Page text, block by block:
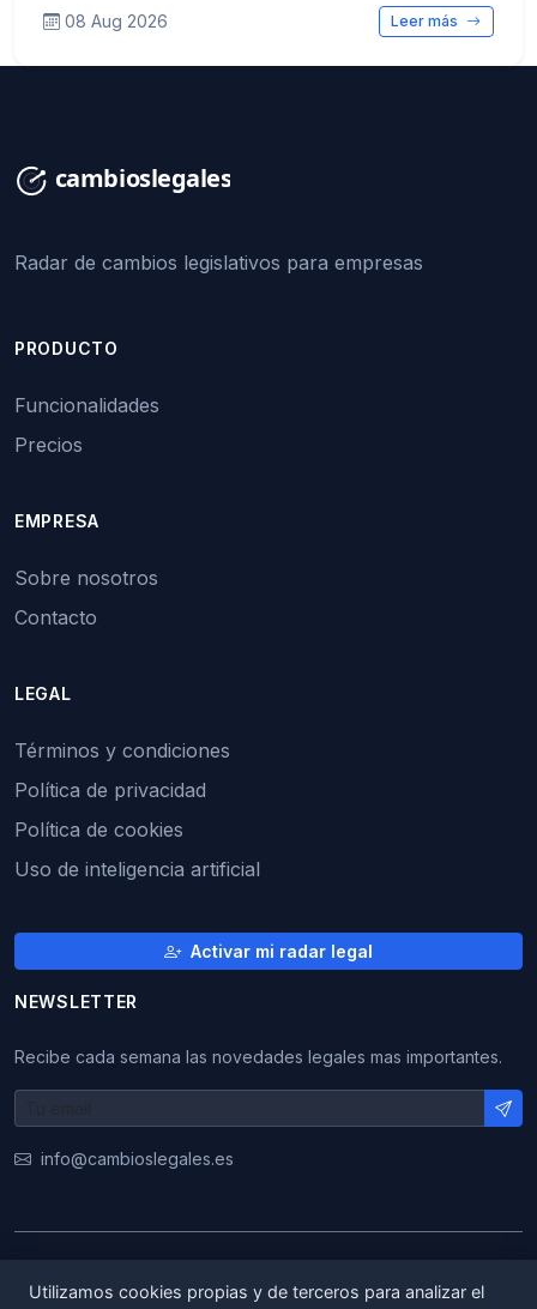
08 Aug 2026 Leer más
Radar de cambios legislativos para empresas
PRODUCTO
Funcionalidades
Precios
EMPRESA
Sobre nosotros
Contacto
LEGAL
Términos y condiciones
Política de privacidad
Política de cookies
Uso de inteligencia artificial
Activar mi radar legal
NEWSLETTER
Recibe cada semana las novedades legales mas importantes.
info@cambioslegales.es
Utilizamos cookies propias y de terceros para analizar el